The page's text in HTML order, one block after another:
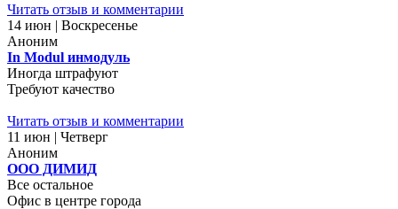
Читать отзыв и комментарии
14 июн | Воскресенье
Аноним
In Modul инмодуль
Иногда штрафуют
Требуют качество
Читать отзыв и комментарии
11 июн | Четверг
Аноним
ООО ДИМИД
Все остальное
Офис в центре города